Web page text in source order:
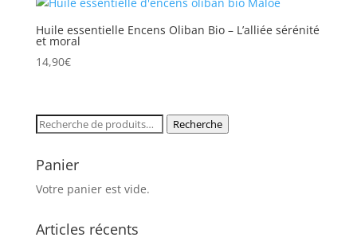
Huile essentielle Encens Oliban Bio – L’alliée sérénité
et moral
14,90€
Recherche
Recherche
Panier
Votre panier est vide.
Articles récents